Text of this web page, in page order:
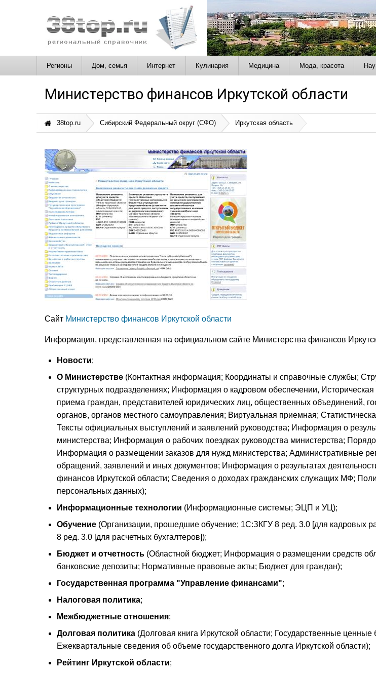
Регионы Дом, семья Интернет Кулинария Медицина Мода, красота
Министерство финансов Иркутской области
38top.ru Сибирский Федеральный округ (СФО) Иркутская область
Сайт Министерство финансов Иркутской области
Информация, представленная на официальном сайте Министерства финансов
Новости;
О Министерстве (Контактная информация; Координаты и справочные службы;
структурных подразделениях; Информация о кадровом обеспечении,
приема граждан, представителей юридических лиц, общественных объединений,
органов, органов местного самоуправления; Виртуальная приемная;
Тексты официальных выступлений и заявлений руководства; Информация о
министерства; Информация о рабочих поездках руководства министерства;
Информация о размещении заказов для нужд министерства; Административные
обращений, заявлений и иных документов; Информация о результатах
финансов Иркутской области; Сведения о доходах гражданских служащих МФ;
персональных данных);
Информационные технологии (Информационные системы; ЭЦП и УЦ);
Обучение (Организации, прошедшие обучение; 1С:ЗКГУ 8 ред. 3.0 [для кадровых
8 ред. 3.0 [для расчетных бухгалтеров]);
Бюджет и отчетность (Областной бюджет; Информация о размещении средств
банковские депозиты; Нормативные правовые акты; Бюджет для граждан);
Государственная программа "Управление финансами";
Налоговая политика;
Межбюджетные отношения;
Долговая политика (Долговая книга Иркутской области; Государственные ценные
Ежеквартальные сведения об объеме государственного долга Иркутской области);
Рейтинг Иркутской области;